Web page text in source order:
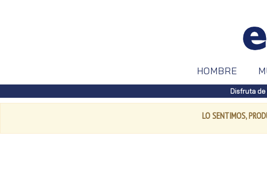
HOMBRE
Disfruta
LO SENTIMOS,